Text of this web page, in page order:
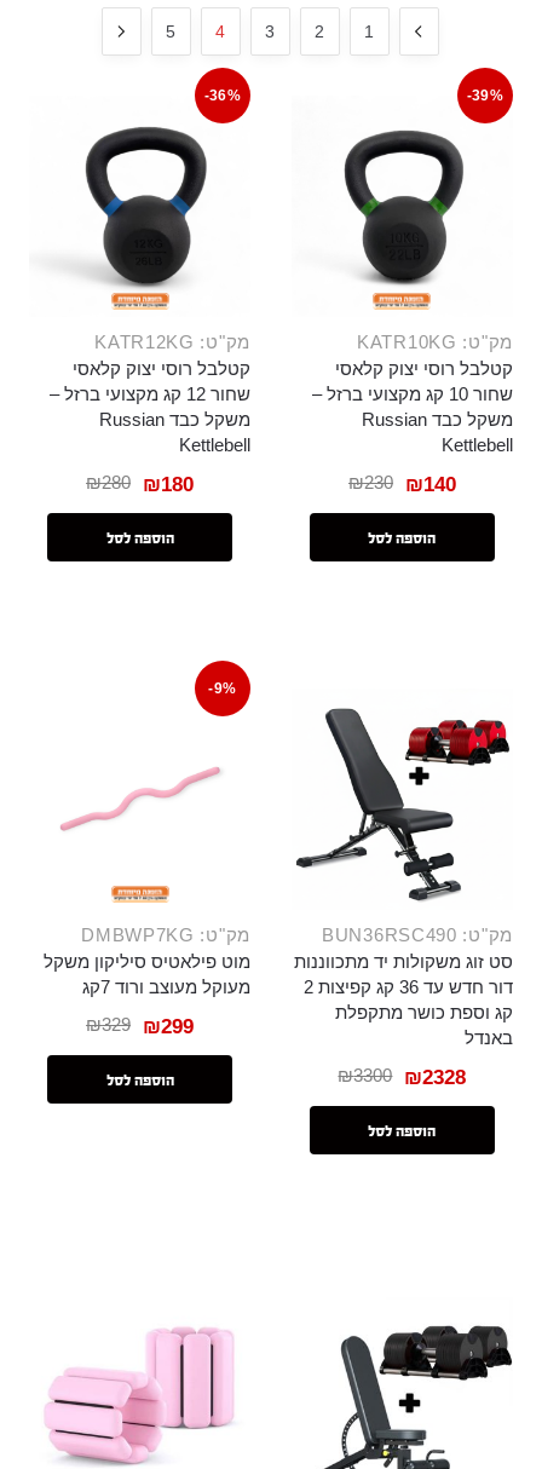
1
2
3
4
5
-39%
מק"ט: KATR10KG
קטלבל רוסי יצוק קלאסי
שחור 10 קג מקצועי ברזל –
משקל כבד Russian
Kettlebell
₪230 ₪140
הוספה לסל
-36%
מק"ט: KATR12KG
קטלבל רוסי יצוק קלאסי
שחור 12 קג מקצועי ברזל –
משקל כבד Russian
Kettlebell
₪280 ₪180
הוספה לסל
מק"ט: BUN36RSC490
סט זוג משקולות יד מתכווננות
דור חדש עד 36 קג קפיצות 2
קג וספת כושר מתקפלת
באנדל
₪3300 ₪2328
הוספה לסל
-9%
מק"ט: DMBWP7KG
מוט פילאטיס סיליקון משקל
מעוקל מעוצב ורוד 7קג
₪329 ₪299
הוספה לסל